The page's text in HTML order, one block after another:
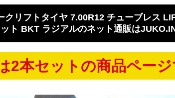
クリフトタイヤ 7.00R12 チューブレス
ト BKT ラジアルのネット通販は
2本セットの商品ページ